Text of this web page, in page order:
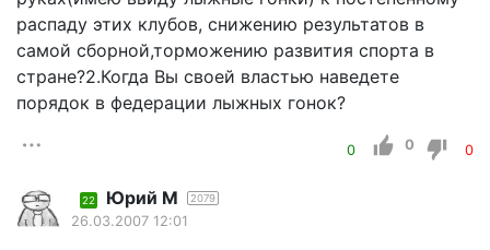
распаду этих клубов, снижению результатов в
самой сборной,торможению развития спорта в
стране?2.Когда Вы своей властью наведете
порядок в федерации лыжных гонок?
0 0 0
22 Юрий М 2079
26.03.2007 12:01